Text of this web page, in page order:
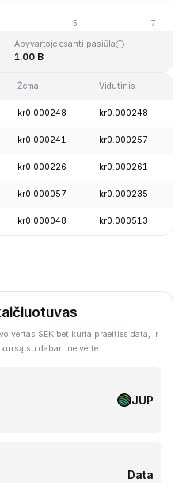
Apyvartoje esanti pasiūla
1.00 B
Žema Vidutinis
kr0.000248 kr0.000248
kr0.000241 kr0.000257
kr0.000226 kr0.000261
kr0.000057 kr0.000235
kr0.000048 kr0.000513
vertas SEK bet kuria praeities data, ir
su dabartine verte.
JUP
Data